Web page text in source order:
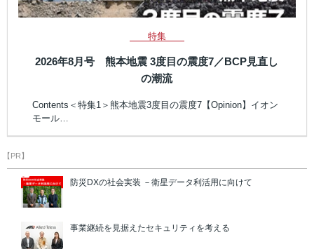
特集
2026年8月号 熊本地震 3度目の震度7／BCP見直し
の潮流
Contents＜特集1＞熊本地震3度目の震度7【Opinion】イオン
モール…
【PR】
防災DXの社会実装 －衛星データ利活用に向けて
事業継続を見据えたセキュリティを考える